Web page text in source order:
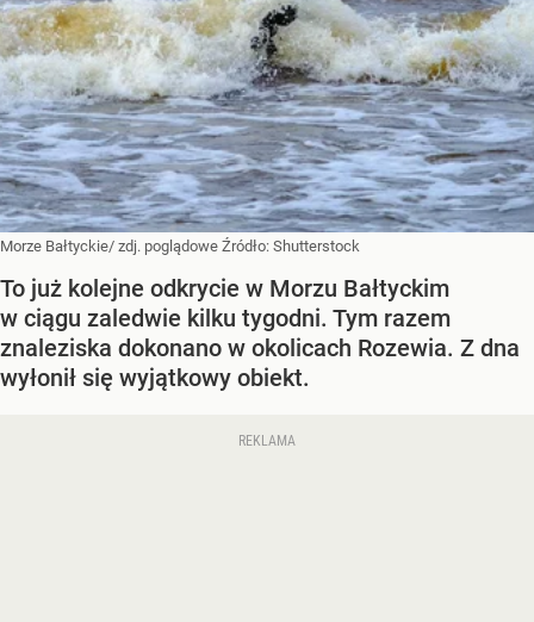
Morze Bałtyckie/ zdj. poglądowe Źródło: Shutterstock
To już kolejne odkrycie w Morzu Bałtyckim
w ciągu zaledwie kilku tygodni. Tym razem
znaleziska dokonano w okolicach Rozewia. Z dna
wyłonił się wyjątkowy obiekt.